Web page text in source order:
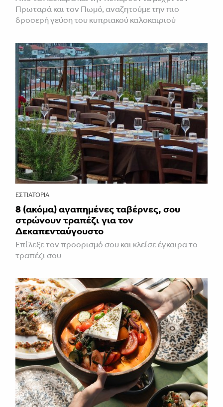
Πρωταρά και τον Πωμό, αναζητούμε την πιο
δροσερή γεύση του κυπριακού καλοκαιριού
ΕΣΤΙΑΤΌΡΙΑ
8 (ακόμα) αγαπημένες ταβέρνες, σου
στρώνουν τραπέζι για τον
Δεκαπενταύγουστο
Επίλεξε τον προορισμό σου και κλείσε έγκαιρα το
τραπέζι σου